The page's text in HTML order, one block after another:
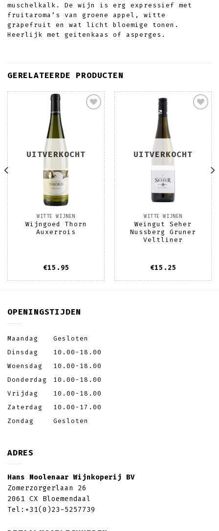
muschelkalk. De wijn is erg expressief met
fruitaroma’s van groene appel, witte
grapefruit en wat licht bloemige tonen.
Heerlijk met geitenkaas of asperges.
GERELATEERDE PRODUCTEN
UITVERKOCHT
WITTE WIJNEN
Wijngoed Thorn
Auxerrois
€15.95
UITVERKOCHT
WITTE WIJNEN
Weingut Seher
Nussberg Gruner
Veltliner
€15.25
OPENINGSTIJDEN
Maandag
Gesloten
Dinsdag
10.00-18.00
Woensdag
10.00-18.00
Donderdag
10.00-18.00
Vrijdag
10.00-18.00
Zaterdag
10.00-17.00
Zondag
Gesloten
ADRES
Hans Moolenaar Wijnkoperij BV
Zomerzorgerlaan 26
2061 CX Bloemendaal
Tel: +31(0)23-5257739